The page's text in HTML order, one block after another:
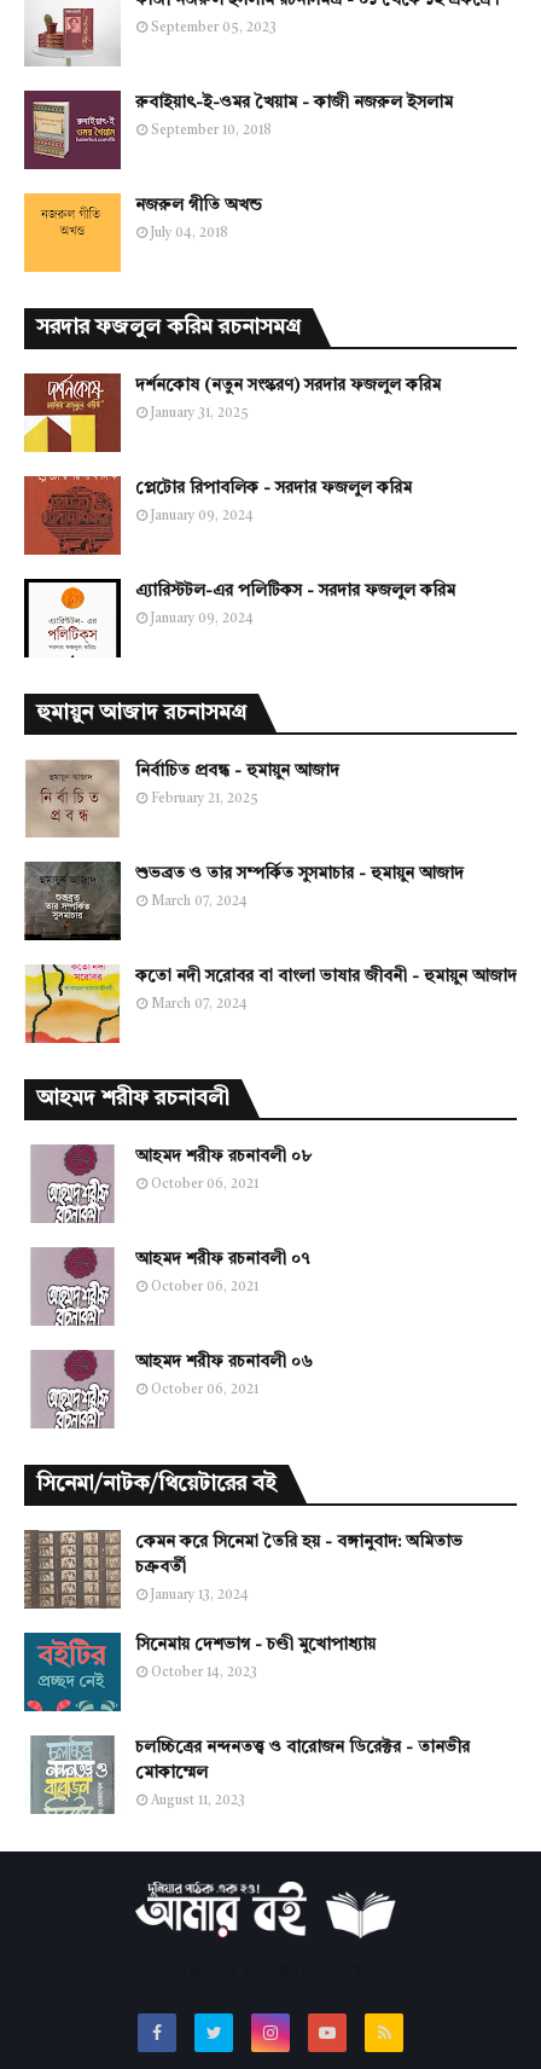
September 05, 2023
রুবাইয়াৎ-ই-ওমর খৈয়াম - কাজী নজরুল ইসলাম
September 10, 2018
নজরুল গীতি অখন্ড
July 04, 2018
সরদার ফজলুল করিম রচনাসমগ্র
দর্শনকোষ (নতুন সংস্করণ) সরদার ফজলুল করিম
January 31, 2025
প্লেটোর রিপাবলিক - সরদার ফজলুল করিম
January 09, 2024
এ্যারিস্টটল-এর পলিটিকস - সরদার ফজলুল করিম
January 09, 2024
হুমায়ুন আজাদ রচনাসমগ্র
নির্বাচিত প্রবন্ধ - হুমায়ুন আজাদ
February 21, 2025
শুভব্রত ও তার সম্পর্কিত সুসমাচার - হুমায়ুন আজাদ
March 07, 2024
কতো নদী সরোবর বা বাংলা ভাষার জীবনী - হুমায়ুন আজাদ
March 07, 2024
আহমদ শরীফ রচনাবলী
আহমদ শরীফ রচনাবলী ০৮
October 06, 2021
আহমদ শরীফ রচনাবলী ০৭
October 06, 2021
আহমদ শরীফ রচনাবলী ০৬
October 06, 2021
সিনেমা/নাটক/থিয়েটারের বই
কেমন করে সিনেমা তৈরি হয় - বঙ্গানুবাদ: অমিতাভ
চক্রবর্তী
January 13, 2024
সিনেমায় দেশভাগ - চণ্ডী মুখোপাধ্যায়
October 14, 2023
চলচ্চিত্রের নন্দনতত্ত্ব ও বারোজন ডিরেক্টর - তানভীর
মোকাম্মেল
August 11, 2023